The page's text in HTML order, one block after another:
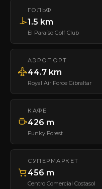
ГОЛЬФ
1.5 km
El Paraíso Golf Club
АЭРОПОРТ
44.7 km
Royal Air Force Gibraltar
КАФЕ
426 m
Funky Forest
СУПЕРМАРКЕТ
456 m
Centro Comercial Costasol